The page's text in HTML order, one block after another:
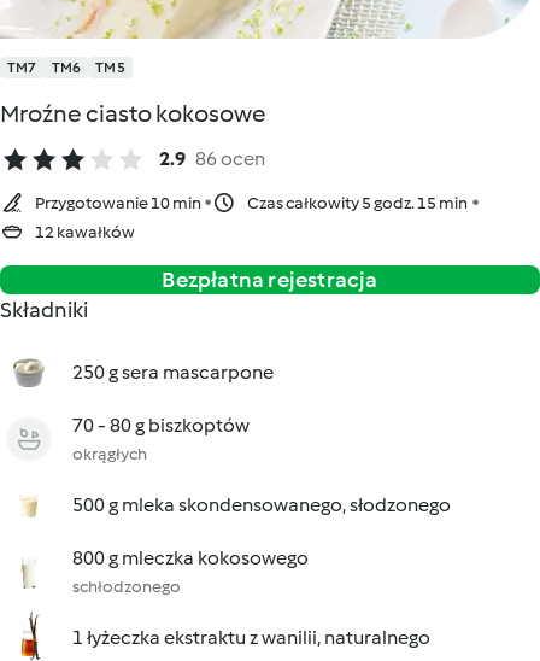
TM7 TM6 TM5
Mroźne ciasto kokosowe
2.9 86 ocen
Przygotowanie 10 min
Czas całkowity 5 godz. 15 min
12 kawałków
Bezpłatna rejestracja
Składniki
250 g sera mascarpone
70 - 80 g biszkoptów
okrągłych
500 g mleka skondensowanego, słodzonego
800 g mleczka kokosowego
schłodzonego
1 łyżeczka ekstraktu z wanilii, naturalnego